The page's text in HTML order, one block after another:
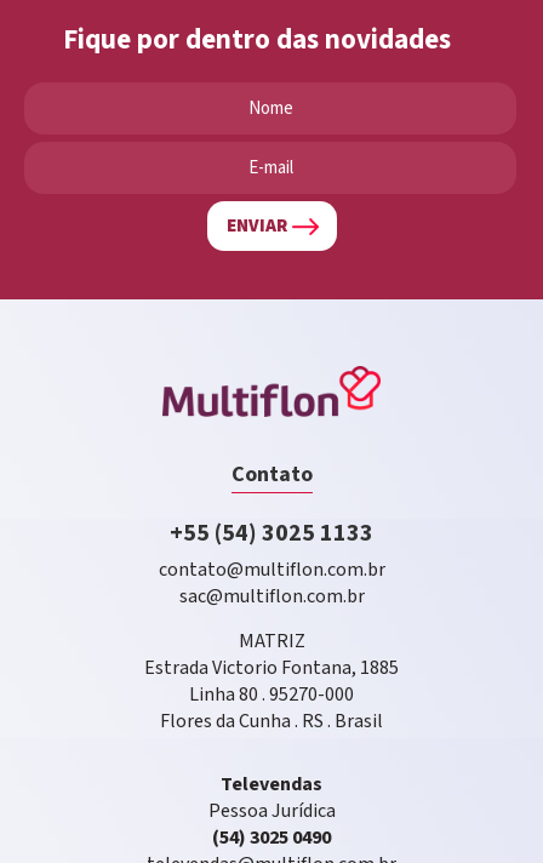
Fique por dentro das novidades
ENVIAR
Contato
+55 (54) 3025 1133
contato@multiflon.com.br
sac@multiflon.com.br
MATRIZ
Estrada Victorio Fontana, 1885
Linha 80 . 95270-000
Flores da Cunha . RS . Brasil
Televendas
Pessoa Jurídica
(54) 3025 0490